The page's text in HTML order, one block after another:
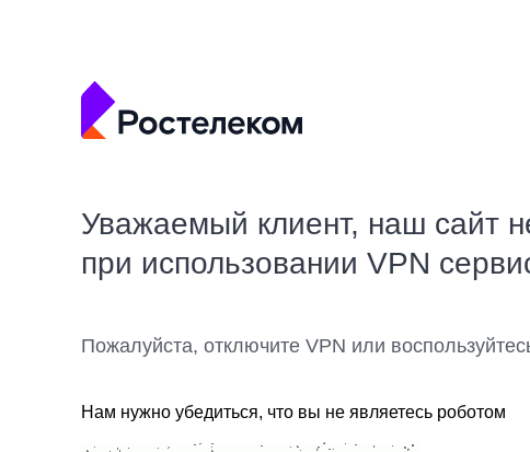
Уважаемый клиент, наш сайт
при использовании VPN
Пожалуйста, отключите VPN или
Нам нужно убедиться, что вы не являетесь роботом